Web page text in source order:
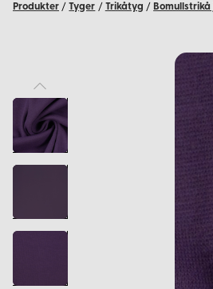
Produkter / Tyger / Trikåtyg /